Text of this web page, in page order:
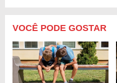
VOCÊ PODE GOSTAR